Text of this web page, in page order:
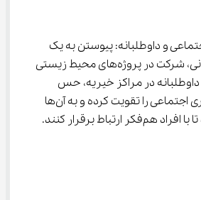
اجتماعی و داوطلبانه: پیوستن به یک
گروه کتاب‌خوانی، شرکت در پروژه‌های محیط زیستی
داوطلبانه در مراکز خیریه، حس
مسئولیت‌پذیری اجتماعی را تقویت کرده و به آن‌ها